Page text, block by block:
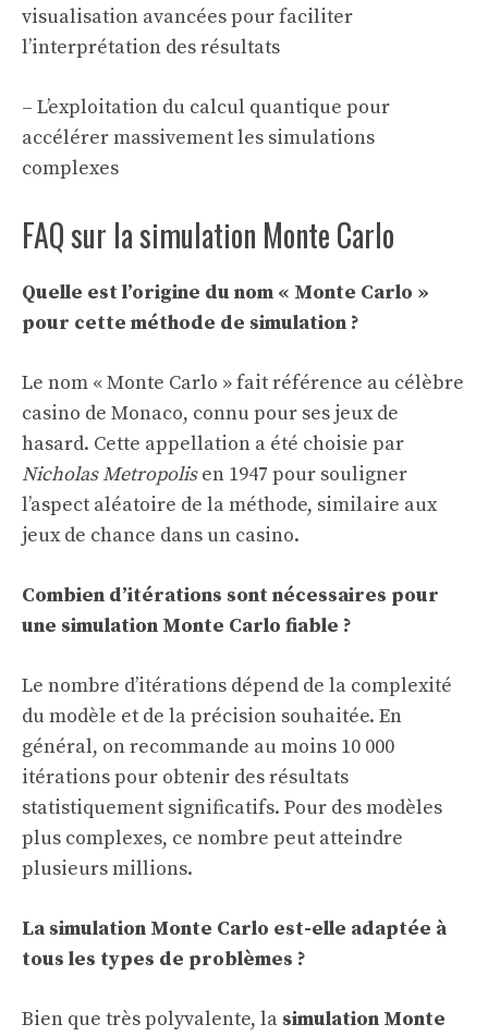
visualisation avancées pour faciliter
l’interprétation des résultats
– L’exploitation du calcul quantique pour
accélérer massivement les simulations
complexes
FAQ sur la simulation Monte Carlo
Quelle est l’origine du nom « Monte Carlo »
pour cette méthode de simulation ?
Le nom « Monte Carlo » fait référence au célèbre
casino de Monaco, connu pour ses jeux de
hasard. Cette appellation a été choisie par
Nicholas Metropolisen 1947 pour souligner
l’aspect aléatoire de la méthode, similaire aux
jeux de chance dans un casino.
Combien d’itérations sont nécessaires pour
une simulation Monte Carlo fiable ?
Le nombre d’itérations dépend de la complexité
du modèle et de la précision souhaitée. En
général, on recommande au moins 10 000
itérations pour obtenir des résultats
statistiquement significatifs. Pour des modèles
plus complexes, ce nombre peut atteindre
plusieurs millions.
La simulation Monte Carlo est-elle adaptée à
tous les types de problèmes ?
Bien que très polyvalente, la simulation Monte